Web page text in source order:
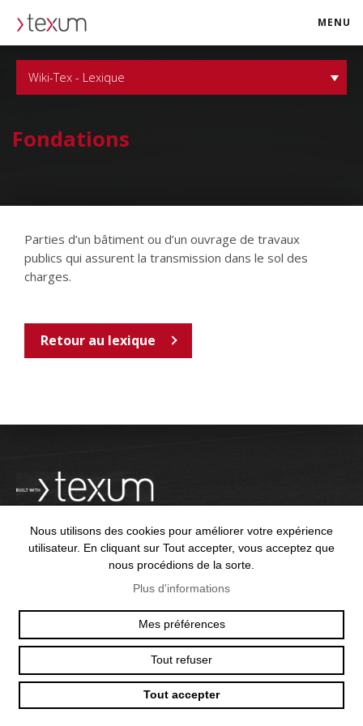
MENU
Wiki-Tex - Lexique
Fondations
Parties d’un bâtiment ou d’un ouvrage de travaux
publics qui assurent la transmission dans le sol des
charges.
Retour au lexique
OFFICE@TEXUM.SWISS
VY DES CHARETTES 7
CH - 1530 PAYERNE
© 2025 TEXUM SA. ALL RIGHTS RESERVED–POLITIQUE DE
Nous utilisons des cookies pour améliorer votre expérience
utilisateur. En cliquant sur Tout accepter, vous acceptez que
nous procédions de la sorte.
Plus d'informations
Mes préférences
Tout refuser
Tout accepter